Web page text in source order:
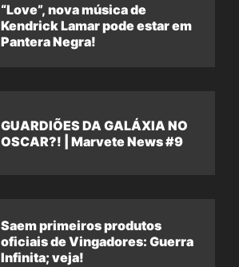
“Love”, nova música de
Kendrick Lamar pode estar em
Pantera Negra!
GUARDIÕES DA GALÁXIA NO
OSCAR?! | Marvete News #9
Saem primeiros produtos
oficiais de Vingadores: Guerra
Infinita; veja!